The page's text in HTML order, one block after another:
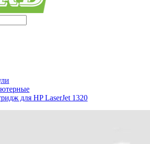
для HP LaserJet 1320